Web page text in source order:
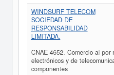
WINDSURF TELECOM
SOCIEDAD DE
RESPONSABILIDAD
LIMITADA.
CNAE 4652. Comercio al por
electrónicos y de
componentes